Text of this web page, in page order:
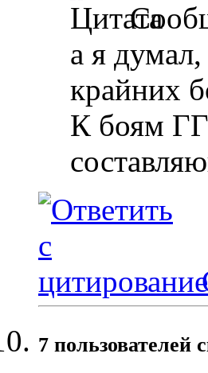
а я думал,
крайних
К боям
7 пользователей